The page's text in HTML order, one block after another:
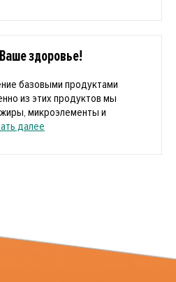
здоровье!
базовыми продуктами
из этих продуктов мы
микроэлементы и
далее